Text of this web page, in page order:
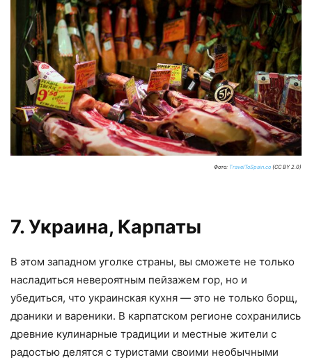
Фото: TravelToSpain.co (CC BY 2.0)
7. Украина, Карпаты
В этом западном уголке страны, вы сможете не только
насладиться невероятным пейзажем гор, но и
убедиться, что украинская кухня — это не только борщ,
драники и вареники. В карпатском регионе сохранились
древние кулинарные традиции и местные жители с
радостью делятся с туристами своими необычными